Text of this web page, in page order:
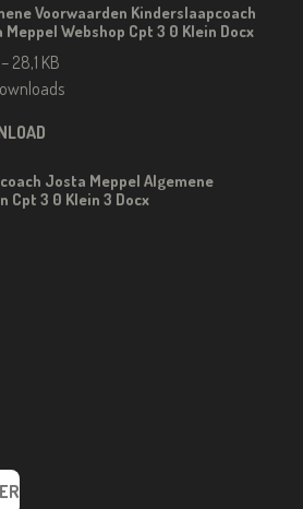
Voorwaarden Kinderslaapcoach
Webshop Cpt 3 0 Klein Docx
28,1 KB
Josta Meppel Algemene
Cpt 3 0 Klein 3 Docx